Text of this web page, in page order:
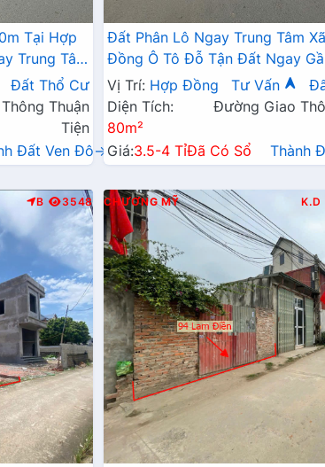
Tại Hợp
Trung Tâm
Đất Thổ Cư
Thuận
Tiện
Đất Ven Đô→
Đất Phân Lô Ngay Trung Tâm
Đồng Ô Tô Đỗ Tận Đất Ngay
Đường Kinh Doanh TL419
Vị Trí: Hợp Đồng Tư Vấn
Diện Tích:
80m²
Đường Giao
Giá:3.5-4 TỉĐã Có Sổ Thành
B 3548 CHƯƠNG MỸ K.D